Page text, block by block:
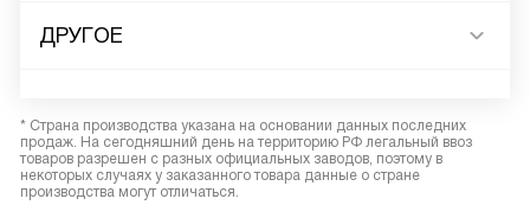
ДРУГОЕ
* Страна производства указана на основании данных последних
продаж. На сегодняшний день на территорию РФ легальный ввоз
товаров разрешен с разных официальных заводов, поэтому в
некоторых случаях у заказанного товара данные о стране
производства могут отличаться.